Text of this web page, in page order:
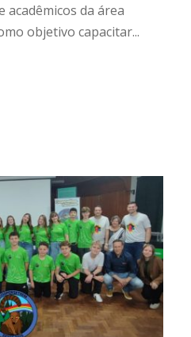
acadêmicos da área
objetivo capacitar...